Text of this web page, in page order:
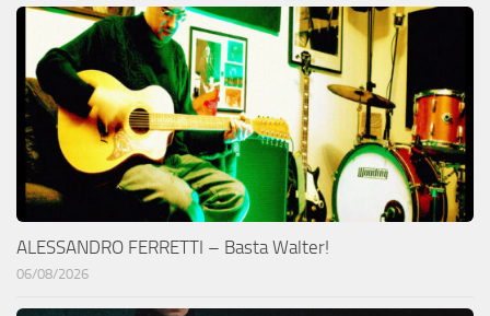
ALESSANDRO FERRETTI – Basta Walter!
06/08/2026